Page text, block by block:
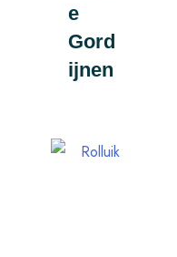
e
Gord
ijnen